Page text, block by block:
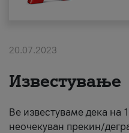
Надополни кредит
Плати сметка
20.07.2023
Известување
Ве известуваме дека на
неочекуван прекин/